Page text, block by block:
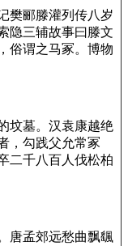
樊郦滕灌列传八岁
隐三辅故事曰滕文
俗谓之马冢。博物
坟墓。汉袁康越绝
，勾践父允常冢
二千八百人伐松柏
唐孟郊远愁曲飘颻